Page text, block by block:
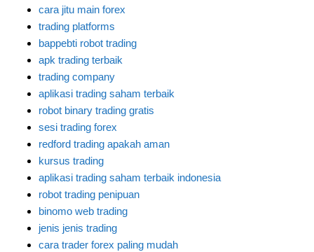
cara jitu main forex
trading platforms
bappebti robot trading
apk trading terbaik
trading company
aplikasi trading saham terbaik
robot binary trading gratis
sesi trading forex
redford trading apakah aman
kursus trading
aplikasi trading saham terbaik indonesia
robot trading penipuan
binomo web trading
jenis jenis trading
cara trader forex paling mudah